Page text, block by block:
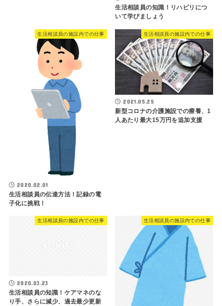
生活相談員の知識！リハビリにつ
いて学びましょう
生活相談員の施設内での仕事
2020.02.01
生活相談員の伝達方法！記録の電
子化に挑戦！
生活相談員の施設内での仕事
2021.05.25
新型コロナの介護施設での療養、1
人あたり最大15万円を追加支援
生活相談員の施設内での仕事
2020.03.23
生活相談員の知識！ケアマネのな
り手、さらに減少、過去最少更新
生活相談員の施設内での仕事